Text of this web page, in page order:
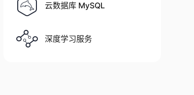
云数据库 MySQL
深度学习服务